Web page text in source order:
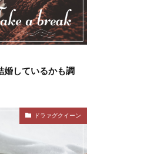
婚しているかも調
ドラァグクイーン